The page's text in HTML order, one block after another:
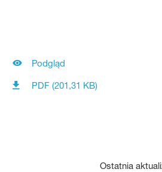
Podgląd
PDF (201,31 KB)
Ostatnia